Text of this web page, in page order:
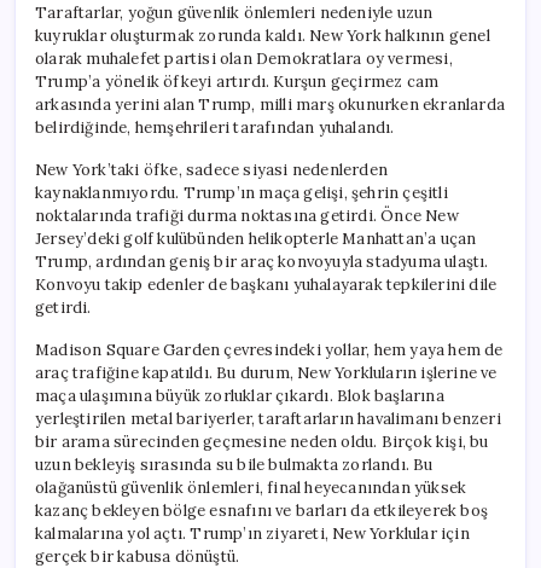
Taraftarlar, yoğun güvenlik önlemleri nedeniyle uzun
kuyruklar oluşturmak zorunda kaldı. New York halkının genel
olarak muhalefet partisi olan Demokratlara oy vermesi,
Trump’a yönelik öfkeyi artırdı. Kurşun geçirmez cam
arkasında yerini alan Trump, milli marş okunurken ekranlarda
belirdiğinde, hemşehrileri tarafından yuhalandı.
New York’taki öfke, sadece siyasi nedenlerden
kaynaklanmıyordu. Trump’ın maça gelişi, şehrin çeşitli
noktalarında trafiği durma noktasına getirdi. Önce New
Jersey’deki golf kulübünden helikopterle Manhattan’a uçan
Trump, ardından geniş bir araç konvoyuyla stadyuma ulaştı.
Konvoyu takip edenler de başkanı yuhalayarak tepkilerini dile
getirdi.
Madison Square Garden çevresindeki yollar, hem yaya hem de
araç trafiğine kapatıldı. Bu durum, New Yorkluların işlerine ve
maça ulaşımına büyük zorluklar çıkardı. Blok başlarına
yerleştirilen metal bariyerler, taraftarların havalimanı benzeri
bir arama sürecinden geçmesine neden oldu. Birçok kişi, bu
uzun bekleyiş sırasında su bile bulmakta zorlandı. Bu
olağanüstü güvenlik önlemleri, final heyecanından yüksek
kazanç bekleyen bölge esnafını ve barları da etkileyerek boş
kalmalarına yol açtı. Trump’ın ziyareti, New Yorklular için
gerçek bir kabusa dönüştü.